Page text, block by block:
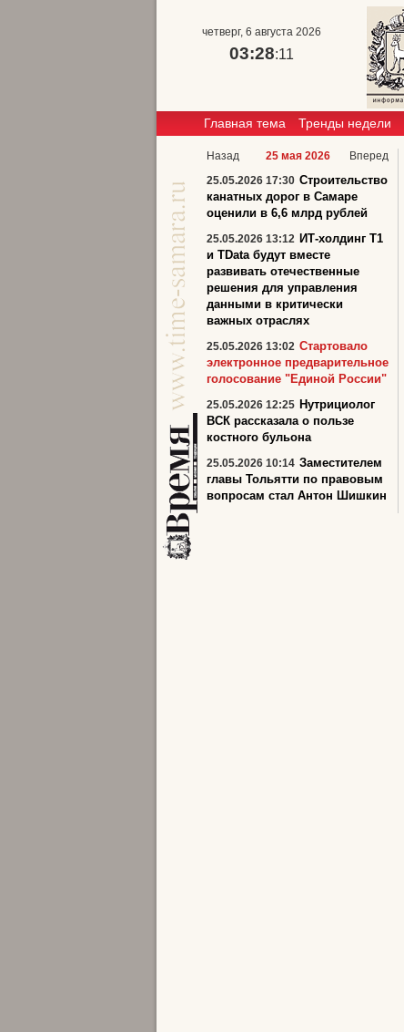
четверг, 6 августа 2026
03:28:11
Главная тема Тренды недели
Назад 25 мая 2026
Вперед
25.05.2026 17:30 Строительство
канатных дорог в Самаре
оценили в 6,6 млрд рублей
25.05.2026 13:12 ИТ-холдинг T1
и TData будут вместе
развивать отечественные
решения для управления
данными в критически
важных отраслях
25.05.2026 13:02 Стартовало
электронное предварительное
голосование "Единой России"
25.05.2026 12:25 Нутрициолог
ВСК рассказала о пользе
костного бульона
25.05.2026 10:14 Заместителем
главы Тольятти по правовым
вопросам стал Антон Шишкин